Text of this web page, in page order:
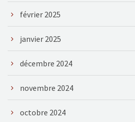
février 2025
janvier 2025
décembre 2024
novembre 2024
octobre 2024